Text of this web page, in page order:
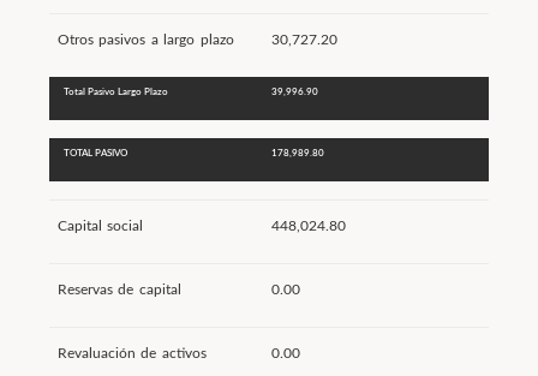
Otros pasivos a largo plazo 30,727.20
Total Pasivo Largo Plazo 39,996.90
TOTAL PASIVO 178,989.80
Capital social 448,024.80
Reservas de capital 0.00
Revaluación de activos 0.00